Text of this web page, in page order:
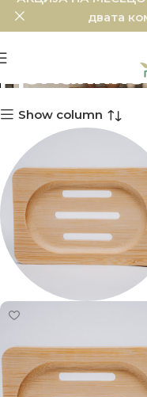
Show column
1 производ
двата